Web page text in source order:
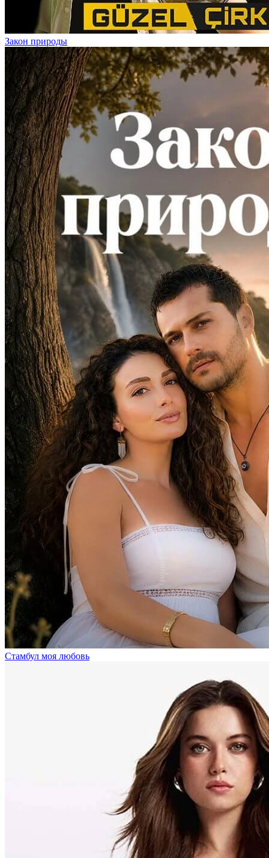
Закон природы
Стамбул моя любовь